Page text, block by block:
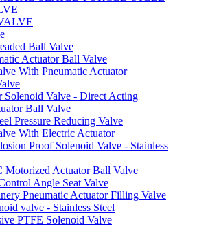
Ball Valve
Actuator Ball Valve
With Pneumatic Actuator
Solenoid Valve - Direct Acting
Ball Valve
Pressure Reducing Valve
With Electric Actuator
Proof Solenoid Valve - Stainless
Motorized Actuator Ball Valve
Angle Seat Valve
Pneumatic Actuator Filling Valve
valve - Stainless Steel
PTFE Solenoid Valve